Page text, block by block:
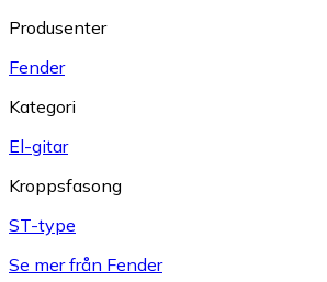
Produsenter
Fender
Kategori
El-gitar
Kroppsfasong
ST-type
Se mer från Fender